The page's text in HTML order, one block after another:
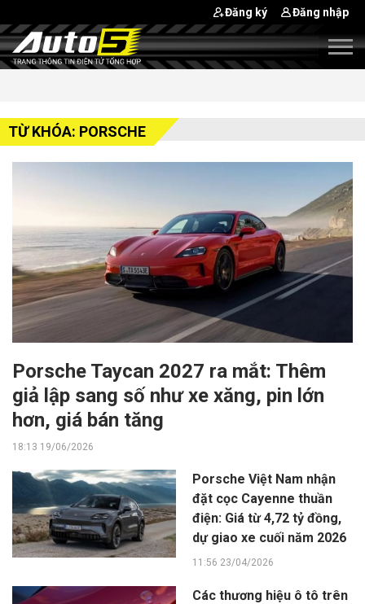
Đăng ký Đăng nhập
TỪ KHÓA: PORSCHE
Porsche Taycan 2027 ra mắt: Thêm
giả lập sang số như xe xăng, pin lớn
hơn, giá bán tăng
18:13 19/06/2026
Porsche Việt Nam nhận
đặt cọc Cayenne thuần
điện: Giá từ 4,72 tỷ đồng,
dự giao xe cuối năm 2026
11:56 23/04/2026
Các thương hiệu ô tô trên